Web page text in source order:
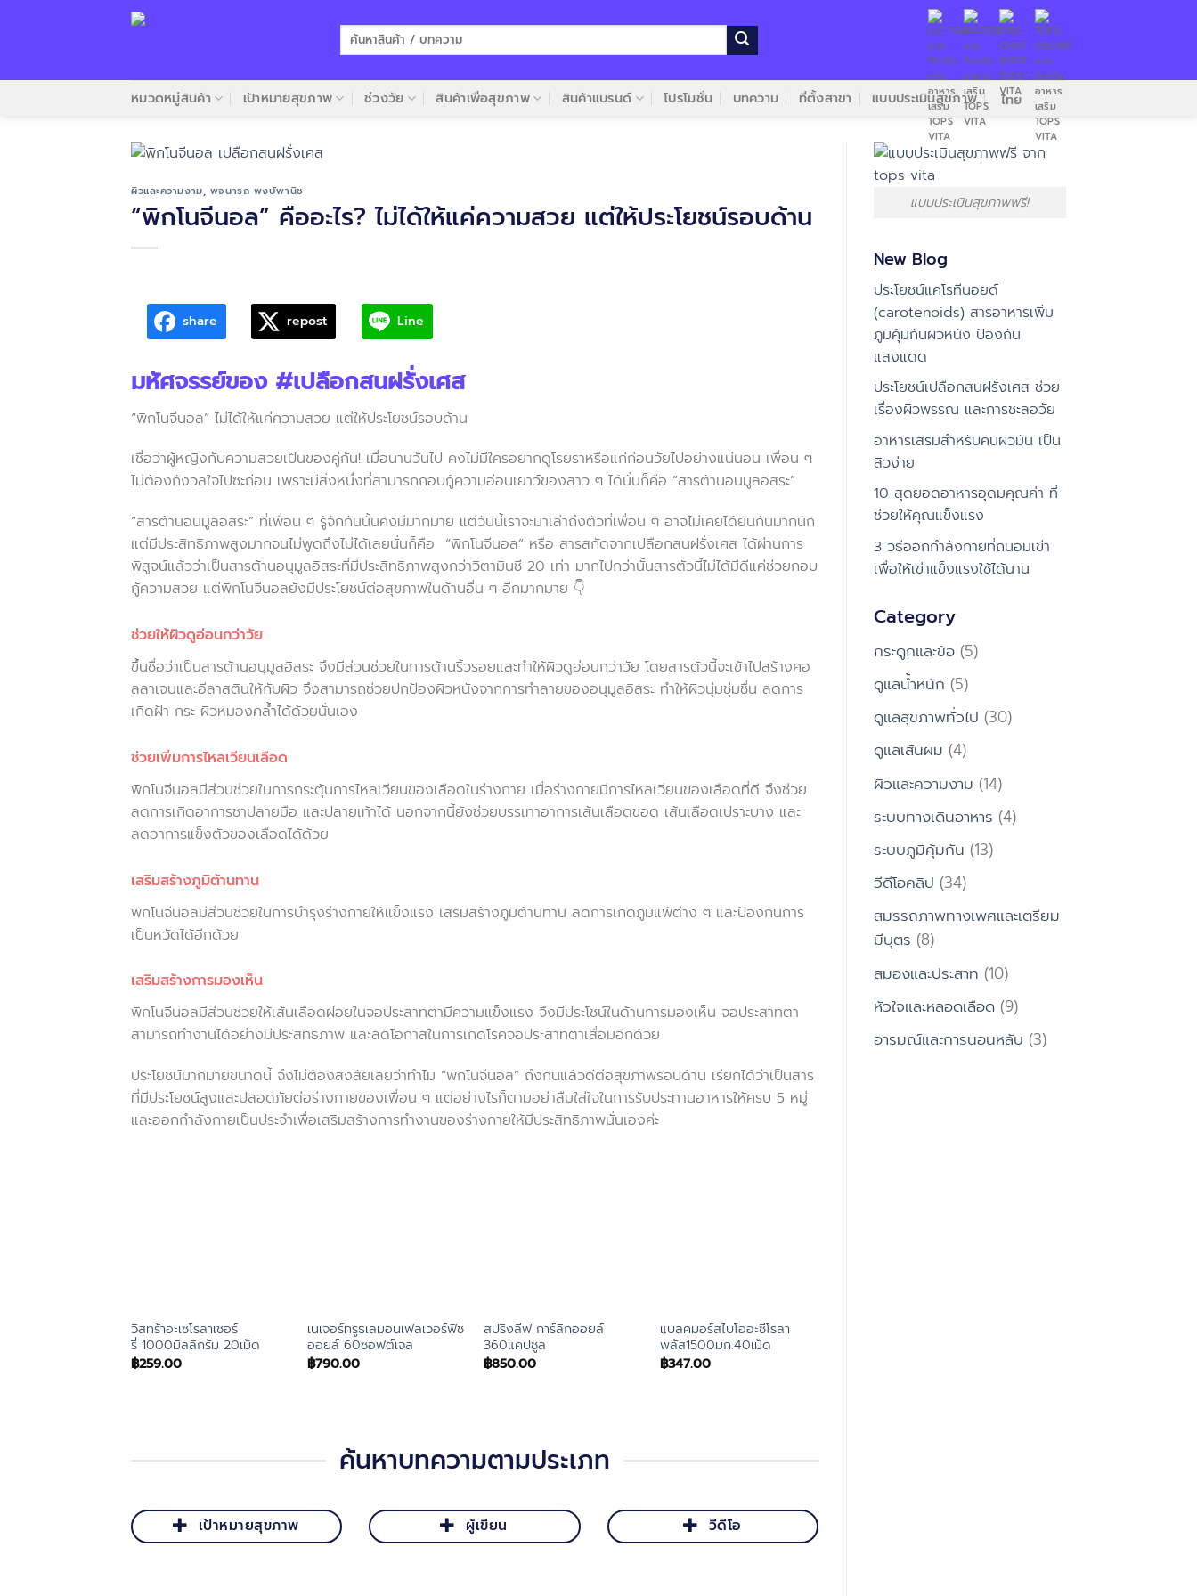
ค้นหา:
หมวดหมู่สินค้า เป้าหมายสุขภาพ ช่วงวัย สินค้าเพื่อสุขภาพ สินค้าแบรนด์ โปรโมชั่น บทความ ที่ตั้งสาขา แบบประเมินสุขภาพ ไทย
ผิวและความงาม, พจนารถ พงษ์พานิช
“พิกโนจีนอล” คืออะไร? ไม่ได้ให้แค่ความสวย แต่ให้ประโยชน์รอบด้าน
share repost Line
มหัศจรรย์ของ #เปลือกสนฝรั่งเศส
“พิกโนจีนอล” ไม่ได้ให้แค่ความสวย แต่ให้ประโยชน์รอบด้าน
เชื่อว่าผู้หญิงกับความสวยเป็นของคู่กัน! เมื่อนานวันไป คงไม่มีใครอยากดูโรยราหรือแก่ก่อนวัยไปอย่างแน่นอน เพื่อน ๆ
ไม่ต้องกังวลใจไปซะก่อน เพราะมีสิ่งหนึ่งที่สามารถกอบกู้ความอ่อนเยาว์ของสาว ๆ ได้นั่นก็คือ “สารต้านอนมูลอิสระ”
“สารต้านอนมูลอิสระ” ที่เพื่อน ๆ รู้จักกันนั้นคงมีมากมาย แต่วันนี้เราจะมาเล่าถึงตัวที่เพื่อน ๆ อาจไม่เคยได้ยินกันมากนัก
แต่มีประสิทธิภาพสูงมากจนไม่พูดถึงไม่ได้เลยนั่นก็คือ “พิกโนจีนอล” หรือ สารสกัดจากเปลือกสนฝรั่งเศส ได้ผ่านการ
พิสูจน์แล้วว่าเป็นสารต้านอนุมูลอิสระที่มีประสิทธิภาพสูงกว่าวิตามินซี 20 เท่า มากไปกว่านั้นสารตัวนี้ไม่ได้มีดีแค่ช่วยกอบ
กู้ความสวย แต่พิกโนจีนอลยังมีประโยชน์ต่อสุขภาพในด้านอื่น ๆ อีกมากมาย 👇
ช่วยให้ผิวดูอ่อนกว่าวัย
ขึ้นชื่อว่าเป็นสารต้านอนุมูลอิสระ จึงมีส่วนช่วยในการต้านริ้วรอยและทำให้ผิวดูอ่อนกว่าวัย โดยสารตัวนี้จะเข้าไปสร้างคอ
ลลาเจนและอีลาสตินให้กับผิว จึงสามารถช่วยปกป้องผิวหนังจากการทำลายของอนุมูลอิสระ ทำให้ผิวนุ่มชุ่มชื่น ลดการ
เกิดฝ้า กระ ผิวหมองคล้ำได้ด้วยนั่นเอง
ช่วยเพิ่มการไหลเวียนเลือด
พิกโนจีนอลมีส่วนช่วยในการกระตุ้นการไหลเวียนของเลือดในร่างกาย เมื่อร่างกายมีการไหลเวียนของเลือดที่ดี จึงช่วย
ลดการเกิดอาการชาปลายมือ และปลายเท้าได้ นอกจากนี้ยังช่วยบรรเทาอาการเส้นเลือดขอด เส้นเลือดเปราะบาง และ
ลดอาการแข็งตัวของเลือดได้ด้วย
เสริมสร้างภูมิต้านทาน
พิกโนจีนอลมีส่วนช่วยในการบำรุงร่างกายให้แข็งแรง เสริมสร้างภูมิต้านทาน ลดการเกิดภูมิแพ้ต่าง ๆ และป้องกันการ
เป็นหวัดได้อีกด้วย
เสริมสร้างการมองเห็น
พิกโนจีนอลมีส่วนช่วยให้เส้นเลือดฝอยในจอประสาทตามีความแข็งแรง จึงมีประโชน์ในด้านการมองเห็น จอประสาทตา
สามารถทำงานได้อย่างมีประสิทธิภาพ และลดโอกาสในการเกิดโรคจอประสาทตาเสื่อมอีกด้วย
ประโยชน์มากมายขนาดนี้ จึงไม่ต้องสงสัยเลยว่าทำไม “พิกโนจีนอล” ถึงกินแล้วดีต่อสุขภาพรอบด้าน เรียกได้ว่าเป็นสาร
ที่มีประโยชน์สูงและปลอดภัยต่อร่างกายของเพื่อน ๆ แต่อย่างไรก็ตามอย่าลืมใส่ใจในการรับประทานอาหารให้ครบ 5 หมู่
และออกกำลังกายเป็นประจำเพื่อเสริมสร้างการทำงานของร่างกายให้มีประสิทธิภาพนั่นเองค่ะ
วิสทร้าอะเซโรลาเชอร์
รี่ 1000มิลลิกรัม 20เม็ด
฿259.00
เนเจอร์ทรูธเลมอนเฟลเวอร์ฟิช
ออยล์ 60ซอฟต์เจล
฿790.00
สปริงลีฟ การ์ลิกออยล์
360แคปซูล
฿850.00
แบลคมอร์สไบโออะซีโรลา
พลัส1500มก.40เม็ด
฿347.00
ค้นหาบทความตามประเภท
เป้าหมายสุขภาพ ผู้เขียน วีดีโอ
แบบประเมินสุขภาพฟรี!
New Blog
ประโยชน์แคโรทีนอยด์
(carotenoids) สารอาหารเพิ่ม
ภูมิคุ้มกันผิวหนัง ป้องกัน
แสงแดด
ประโยชน์เปลือกสนฝรั่งเศส ช่วย
เรื่องผิวพรรณ และการชะลอวัย
อาหารเสริมสำหรับคนผิวมัน เป็น
สิวง่าย
10 สุดยอดอาหารอุดมคุณค่า ที่
ช่วยให้คุณแข็งแรง
3 วิธีออกกำลังกายที่ถนอมเข่า
เพื่อให้เข่าแข็งแรงใช้ได้นาน
Category
กระดูกและข้อ(5)
ดูแลน้ำหนัก (5)
ดูแลสุขภาพทั่วไป (30)
ดูแลเส้นผม (4)
ผิวและความงาม (14)
ระบบทางเดินอาหาร (4)
ระบบภูมิคุ้มกัน (13)
วีดีโอคลิป (34)
สมรรถภาพทางเพศและเตรียม
มีบุตร (8)
สมองและประสาท (10)
หัวใจและหลอดเลือด (9)
อารมณ์และการนอนหลับ (3)